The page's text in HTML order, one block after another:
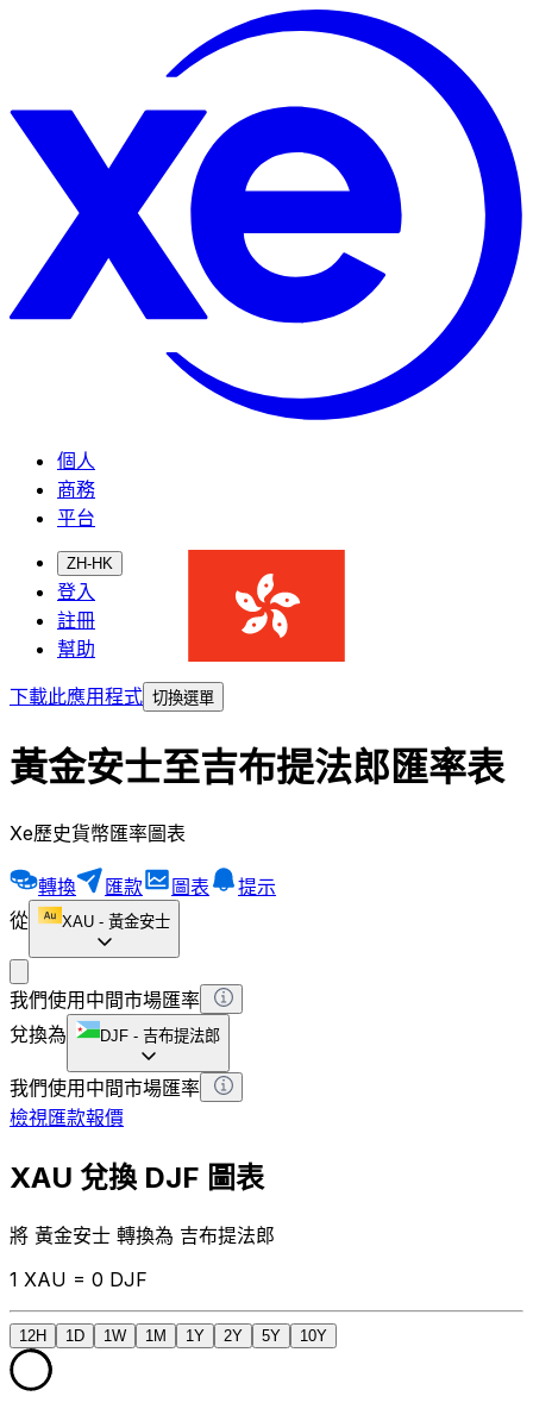
個人
商務
平台
ZH-HK
登入
註冊
幫助
下載此應用程式 切換選單
黃金安士至吉布提法郎匯率表
Xe歷史貨幣匯率圖表
轉換 匯款 圖表
提示
從
XAU - 黃金安士
我們使用中間市場匯率
兌換為
DJF - 吉布提法郎
我們使用中間市場匯率
檢視匯款報價
XAU 兌換 DJF 圖表
將 黃金安士 轉換為 吉布提法郎
1 XAU = 0 DJF
12H 1D 1W 1M 1Y 2Y 5Y 10Y